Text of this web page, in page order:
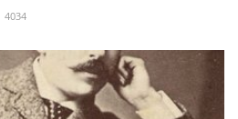
4034